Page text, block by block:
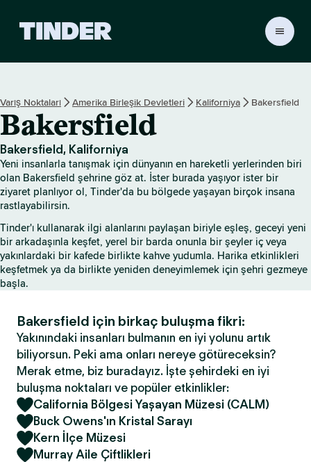
r
A
n
a
S
a
y
Varış Noktaları Amerika Birleşik Devletleri Kaliforniya Bakersfield
Bakersfield
Bakersfield, Kaliforniya
Yeni insanlarla tanışmak için dünyanın en hareketli yerlerinden biri
olan Bakersfield şehrine göz at. İster burada yaşıyor ister bir
ziyaret planlıyor ol, Tinder'da bu bölgede yaşayan birçok insana
rastlayabilirsin.
Tinder'ı kullanarak ilgi alanlarını paylaşan biriyle eşleş, geceyi yeni
bir arkadaşınla keşfet, yerel bir barda onunla bir şeyler iç veya
yakınlardaki bir kafede birlikte kahve yudumla. Harika etkinlikleri
keşfetmek ya da birlikte yeniden deneyimlemek için şehri gezmeye
başla.
Bakersfield için birkaç buluşma fikri:
Yakınındaki insanları bulmanın en iyi yolunu artık
biliyorsun. Peki ama onları nereye götüreceksin?
Merak etme, biz buradayız. İşte şehirdeki en iyi
buluşma noktaları ve popüler etkinlikler:
California Bölgesi Yaşayan Müzesi (CALM)
Buck Owens'ın Kristal Sarayı
Kern İlçe Müzesi
Murray Aile Çiftlikleri